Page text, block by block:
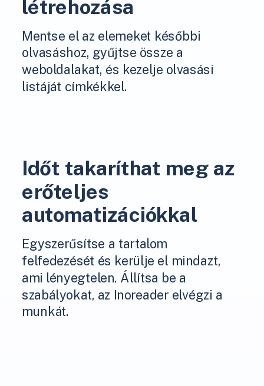
létrehozása
Mentse el az elemeket későbbi
olvasáshoz, gyűjtse össze a
weboldalakat, és kezelje olvasási
listáját címkékkel.
Időt takaríthat meg az
erőteljes
automatizációkkal
Egyszerűsítse a tartalom
felfedezését és kerülje el mindazt,
ami lényegtelen. Állítsa be a
szabályokat, az Inoreader elvégzi a
munkát.